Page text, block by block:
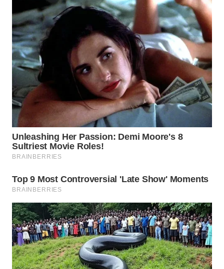
CIANJUR
WN
KEPULAUAN
SERIBU
WN
TANGERANG
BINJAI
WN
WN
WN
KUNINGAN
WN